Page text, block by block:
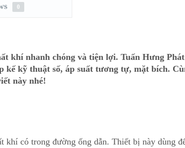
0
khí nhanh chóng và tiện lợi. Tuấn Hưng Phát
kế kỹ thuật số, áp suất tương tự, mặt bích.
này nhé!
khí có trong đường ống dẫn. Thiết bị này dùng